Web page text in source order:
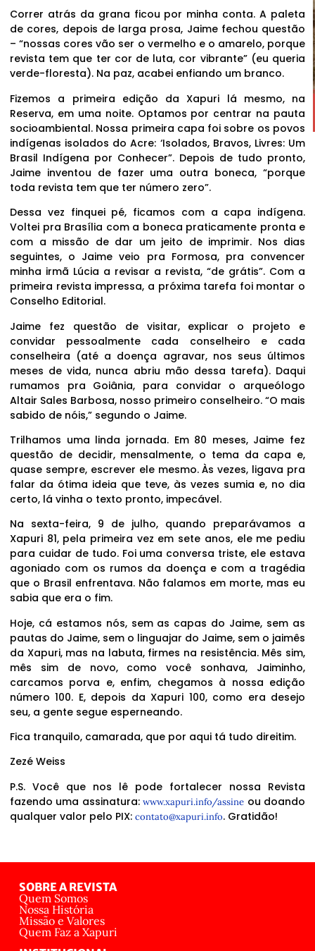
Correr atrás da grana ficou por minha conta. A paleta
de cores, depois de larga prosa, Jaime fechou questão
– “nossas cores vão ser o vermelho e o amarelo, porque
revista tem que ter cor de luta, cor vibrante” (eu queria
verde-floresta). Na paz, acabei enfiando um branco.
Fizemos a primeira edição da Xapuri lá mesmo, na
Reserva, em uma noite. Optamos por centrar na pauta
socioambiental. Nossa primeira capa foi sobre os povos
indígenas isolados do Acre: ‘Isolados, Bravos, Livres: Um
Brasil Indígena por Conhecer”. Depois de tudo pronto,
Jaime inventou de fazer uma outra boneca, “porque
toda revista tem que ter número zero”.
Dessa vez finquei pé, ficamos com a capa indígena.
Voltei pra Brasília com a boneca praticamente pronta e
com a missão de dar um jeito de imprimir. Nos dias
seguintes, o Jaime veio pra Formosa, pra convencer
minha irmã Lúcia a revisar a revista, “de grátis”. Com a
primeira revista impressa, a próxima tarefa foi montar o
Conselho Editorial.
Jaime fez questão de visitar, explicar o projeto e
convidar pessoalmente cada conselheiro e cada
conselheira (até a doença agravar, nos seus últimos
meses de vida, nunca abriu mão dessa tarefa). Daqui
rumamos pra Goiânia, para convidar o arqueólogo
Altair Sales Barbosa, nosso primeiro conselheiro. “O mais
sabido de nóis,” segundo o Jaime.
Trilhamos uma linda jornada. Em 80 meses, Jaime fez
questão de decidir, mensalmente, o tema da capa e,
quase sempre, escrever ele mesmo. Às vezes, ligava pra
falar da ótima ideia que teve, às vezes sumia e, no dia
certo, lá vinha o texto pronto, impecável.
Na sexta-feira, 9 de julho, quando preparávamos a
Xapuri 81, pela primeira vez em sete anos, ele me pediu
para cuidar de tudo. Foi uma conversa triste, ele estava
agoniado com os rumos da doença e com a tragédia
que o Brasil enfrentava. Não falamos em morte, mas eu
sabia que era o fim.
Hoje, cá estamos nós, sem as capas do Jaime, sem as
pautas do Jaime, sem o linguajar do Jaime, sem o jaimês
da Xapuri, mas na labuta, firmes na resistência. Mês sim,
mês sim de novo, como você sonhava, Jaiminho,
carcamos porva e, enfim, chegamos à nossa edição
número 100. E, depois da Xapuri 100, como era desejo
seu, a gente segue esperneando.
Fica tranquilo, camarada, que por aqui tá tudo direitim.
Zezé Weiss
P.S. Você que nos lê pode fortalecer nossa Revista
fazendo uma assinatura:www.xapuri.info/assine ou doando
qualquer valor pelo PIX: contato@xapuri.info. Gratidão!
SOBRE A REVISTA
Quem Somos
Nossa História
Missão e Valores
Quem Faz a Xapuri